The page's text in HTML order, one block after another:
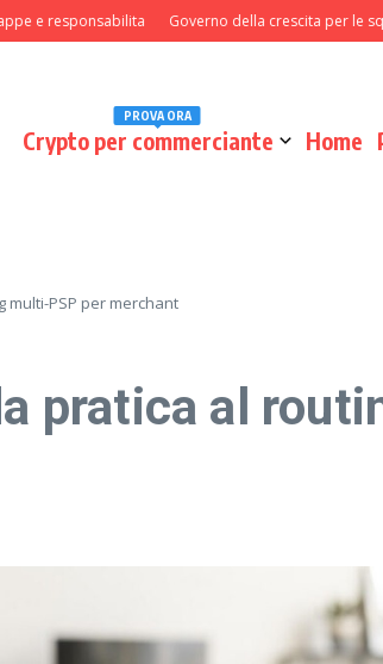
responsabilita Governo della crescita per le
Crypto per commerciante
PROVA ORA
Home
PSP per merchant
pratica al